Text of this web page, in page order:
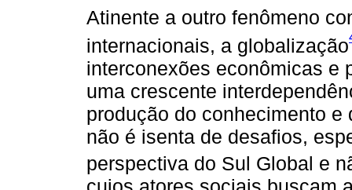
Atinente a outro fenômeno
internacionais, a globalização
interconexões econômicas e
uma crescente
produção do conhecimento
não é isenta de desafios,
perspectiva do Sul Global e